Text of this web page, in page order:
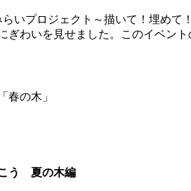
いプロジェクト～描いて！埋め
ぎわいを見せました。このイベン
春の木」
う 夏の木編